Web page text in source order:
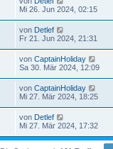
Mi 26. Jun 2024, 02:15
von Detlef
Fr 21. Jun 2024, 21:31
von CaptainHoliday
Sa 30. Mär 2024, 12:09
von CaptainHoliday
Mi 27. Mär 2024, 18:25
von Detlef
Mi 27. Mär 2024, 17:32